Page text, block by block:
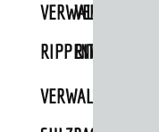
RIPPENWEIER